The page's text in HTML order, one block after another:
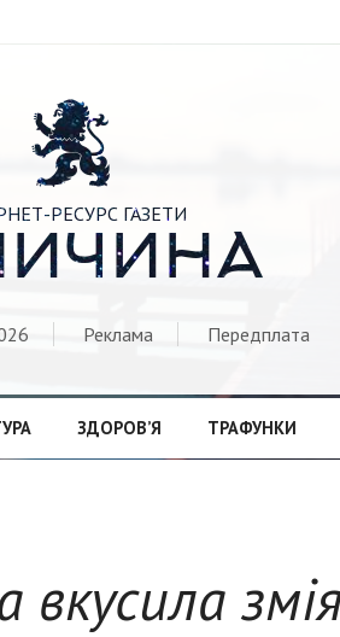

РЕСУРС ГАЗЕТИ
Реклама Передплата
ЗДОРОВ’Я ТРАФУНКИ
вкусила